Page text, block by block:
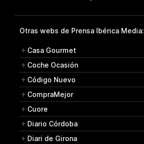
Otras webs de Prensa Ibérica Media:
Casa Gourmet
Coche Ocasión
Código Nuevo
CompraMejor
Cuore
Diario Córdoba
Diari de Girona